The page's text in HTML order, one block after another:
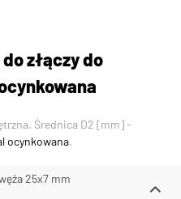
złączy do
Średnica D2 [mm] -
ocynkowana.
25x7 mm